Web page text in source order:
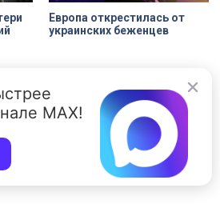
Европа открестилась от
украинских беженцев
MAX!